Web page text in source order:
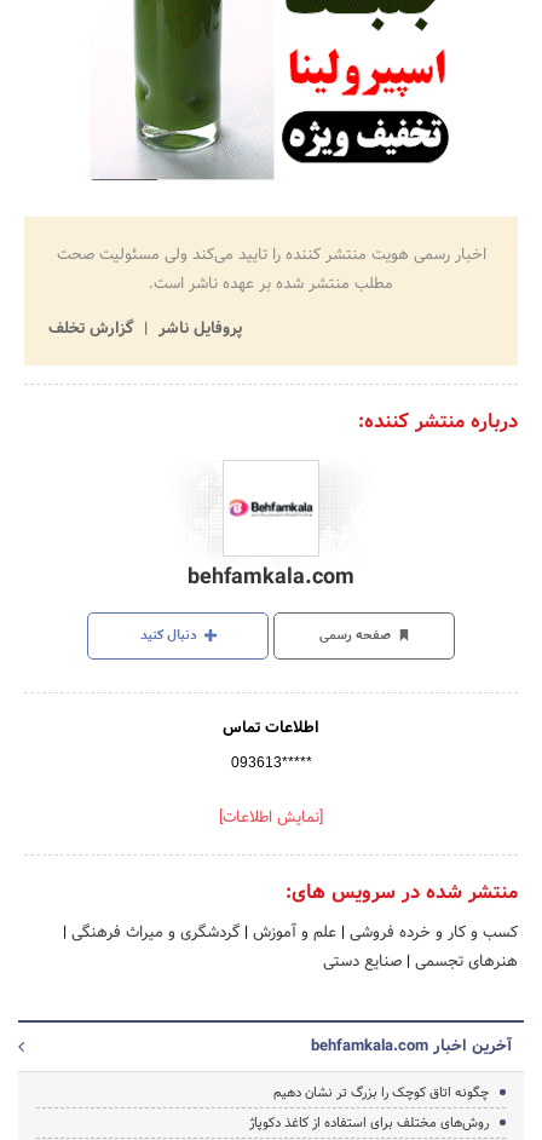
اخبار رسمی هویت منتشر کننده را تایید می‌کند ولی مسئولیت صحت
مطلب منتشر شده بر عهده ناشر است.
پروفایل ناشر
گزارش تخلف
درباره منتشر کننده:
behfamkala.com
صفحه رسمی دنبال کنید
اطلاعات تماس
093613*****
[نمایش اطلاعات]
منتشر شده در سرویس های:
کسب و کار و خرده فروشی | علم و آموزش | گردشگری و میراث فرهنگی |
هنرهای تجسمی | صنایع دستی
آخرین اخبار behfamkala.com
چگونه اتاق کوچک را بزرگ تر نشان دهیم
روش‌های مختلف برای استفاده از کاغذ دکوپاژ